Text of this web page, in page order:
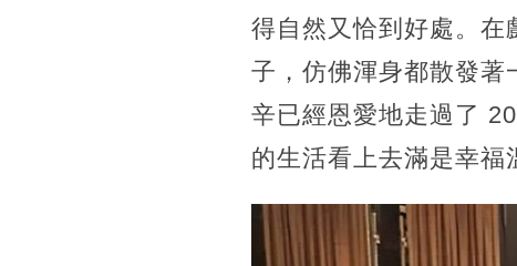
得自然又恰到好處。在
子，仿佛渾身都散發著
辛已經恩愛地走過了
的生活看上去滿是幸福